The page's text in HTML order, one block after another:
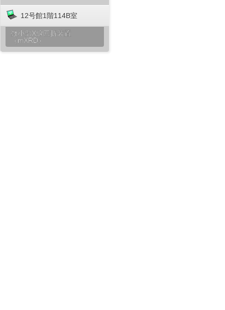
12号館1階114B室
微小部X線回折装置
（mXRD）